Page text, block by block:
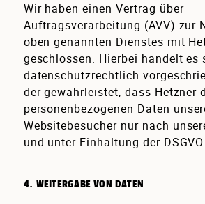
Wir haben einen Vertrag über
Auftragsverarbeitung (AVV) zur
oben genannten Dienstes mit
geschlossen. Hierbei handelt es
datenschutzrechtlich
der gewährleistet, dass Hetzner
personenbezogenen Daten
Websitebesucher nur nach
und unter Einhaltung der
4. WEITERGABE VON DATEN